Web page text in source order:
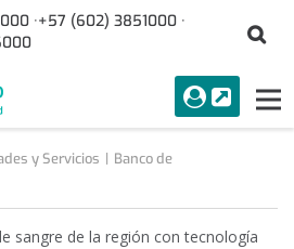
·+57 (602) 3851000 ·
menuAcceso
Buscar
y Servicios
Banco de
sangre de la región con tecnología